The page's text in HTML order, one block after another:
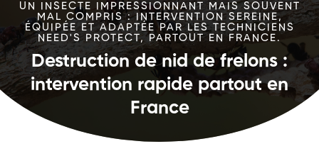
UN INSECTE IMPRESSIONNANT MAIS SOUVENT
MAL COMPRIS : INTERVENTION SEREINE,
ÉQUIPÉE ET ADAPTÉE PAR LES TECHNICIENS
NEED'S PROTECT, PARTOUT EN FRANCE.
Destruction de nid de frelons :
intervention rapide partout en
France